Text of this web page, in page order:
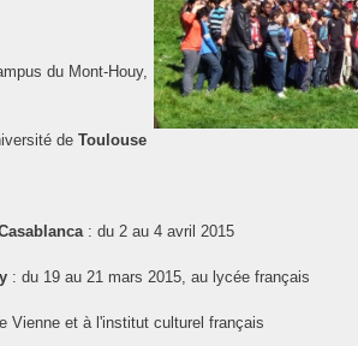
du Mont-Houy,
de Toulouse
: du 2 au 4 avril 2015
: du 19 au 21 mars 2015, au lycée français
Vienne et à l'institut culturel français